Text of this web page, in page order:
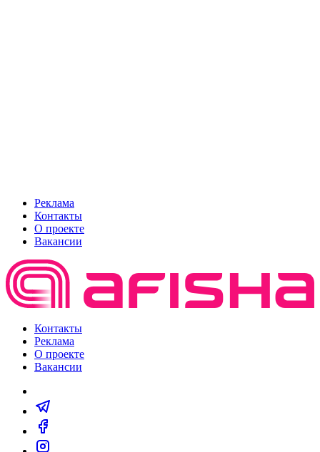
Реклама
Контакты
О проекте
Вакансии
Контакты
Реклама
О проекте
Вакансии